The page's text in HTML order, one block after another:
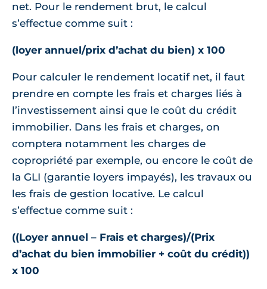
net. Pour le rendement brut, le calcul
s’effectue comme suit :
(loyer annuel/prix d’achat du bien) x 100
Pour calculer le rendement locatif net, il faut
prendre en compte les frais et charges liés à
l’investissement ainsi que le coût du crédit
immobilier. Dans les frais et charges, on
comptera notamment les charges de
copropriété par exemple, ou encore le coût de
la GLI (garantie loyers impayés), les travaux ou
les frais de gestion locative. Le calcul
s’effectue comme suit :
((Loyer annuel – Frais et charges)/(Prix
d’achat du bien immobilier + coût du crédit))
x 100